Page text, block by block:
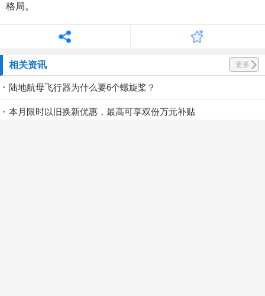
格局。
相关资讯 更多
陆地航母飞行器为什么要6个螺旋桨？
本月限时以旧换新优惠，最高可享双份万元补贴